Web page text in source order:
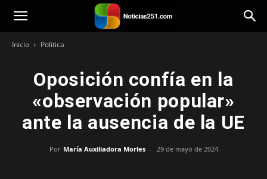
Noticias251
Inicio Política
Oposición confía en la
«observación popular»
ante la ausencia de la UE
Por María Auxiliadora Morles - 29 de mayo de 2024